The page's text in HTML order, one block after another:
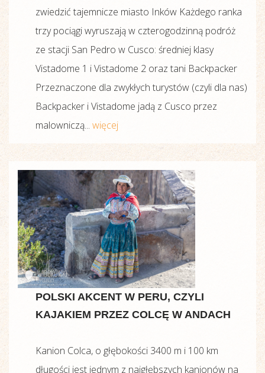
zwiedzić tajemnicze miasto Inków Każdego ranka
trzy pociągi wyruszają w czterogodzinną podróż
ze stacji San Pedro w Cusco: średniej klasy
Vistadome 1 i Vistadome 2 oraz tani Backpacker
Przeznaczone dla zwykłych turystów (czyli dla nas)
Backpacker i Vistadome jadą z Cusco przez
malowniczą... więcej
POLSKI AKCENT W PERU, CZYLI
KAJAKIEM PRZEZ COLCĘ W ANDACH
Kanion Colca, o głębokości 3400 m i 100 km
długości jest jednym z najgłębszych kanionów na